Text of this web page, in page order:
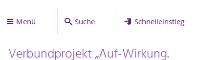
Menü Suche Schnelleinstieg
Verbundprojekt „Auf-Wirkung.